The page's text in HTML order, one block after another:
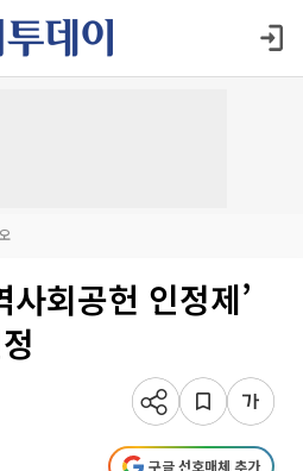
사회공헌 인정제’
구글 선호매체 추가